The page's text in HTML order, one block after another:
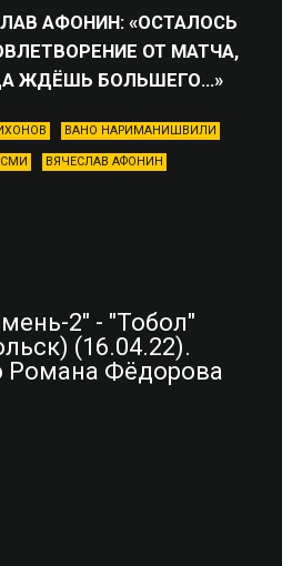
АФОНИН: «ОСТАЛОСЬ
ОТ МАТЧА,
ЖДЁШЬ БОЛЬШЕГО…»
ВАНО НАРИМАНИШВИЛИ
СМИ ВЯЧЕСЛАВ АФОНИН